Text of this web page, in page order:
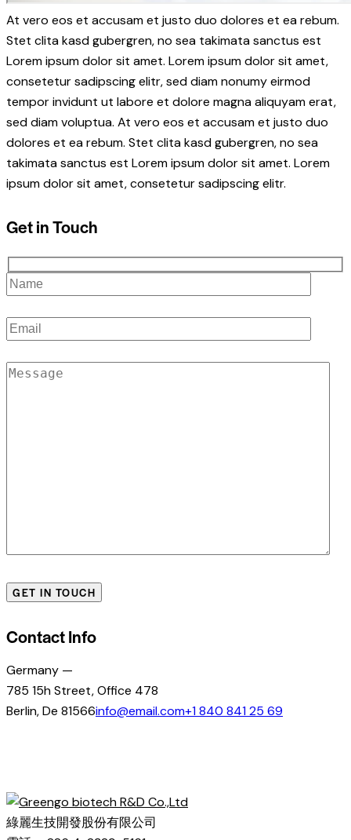
At vero eos et accusam et justo duo dolores et ea rebum.
Stet clita kasd gubergren, no sea takimata sanctus est
Lorem ipsum dolor sit amet. Lorem ipsum dolor sit amet,
consetetur sadipscing elitr, sed diam nonumy eirmod
tempor invidunt ut labore et dolore magna aliquyam erat,
sed diam voluptua. At vero eos et accusam et justo duo
dolores et ea rebum. Stet clita kasd gubergren, no sea
takimata sanctus est Lorem ipsum dolor sit amet. Lorem
ipsum dolor sit amet, consetetur sadipscing elitr.
Get in Touch
Contact Info
Germany —
785 15h Street, Office 478
Berlin, De 81566info@email.com+1 840 841 25 69
綠麗生技開發股份有限公司